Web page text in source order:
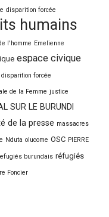
disparition forcée
humains
l'homme Emelienne
espace civique
forcée
de la Femme justice
SUR LE BURUNDI
de la presse massacres
Nduta olucome OSC PIERRE
burundais réfugiés
Foncier